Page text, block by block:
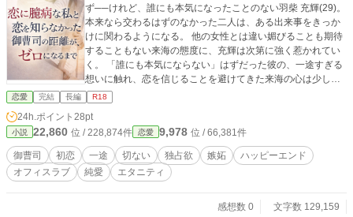
ず──けれど、誰にも本気になったことのない羽柴 充輝(29)。
本来なら交わるはずのなかった二人は、ある出来事をきっか
けに関わるようになる。 他の女性とは違い媚びることも期待
することもない来海の態度に、充輝は次第に強く惹かれてい
く。 「誰にも本気にならない」はずだった彼の、一途すぎる
想いに触れ、恋を信じることを避けてきた来海の心は少しず
つ揺らぎ始めていき――。 不器用で焦れったくて、簡単には
恋愛 完結 長編 R18
24h.ポイント 28pt
小説 22,860 位 / 228,874件 恋愛 9,978 位 / 66,381件
御曹司 初恋 一途 切ない 独占欲 嫉妬
ハッピーエンド
オフィスラブ
純愛 エタニティ
感想数 0
文字数 129,159